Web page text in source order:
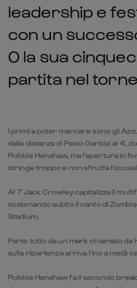
leadership e
con un
0 la sua
partita nel
I primi a poter marcare sono gli
dalla distanza di Paolo Garbisi al 4',
Robbie Henshaw, ma l'apertura in
stringe troppo e non sfrutta
Al 7' Jack Crowley capitalizza il
scatenando subito il canto di
Stadium.
Parte tutto da un mark chiamato da
sulla ripartenza arriva fino a metà
Robbie Henshaw fa il secondo